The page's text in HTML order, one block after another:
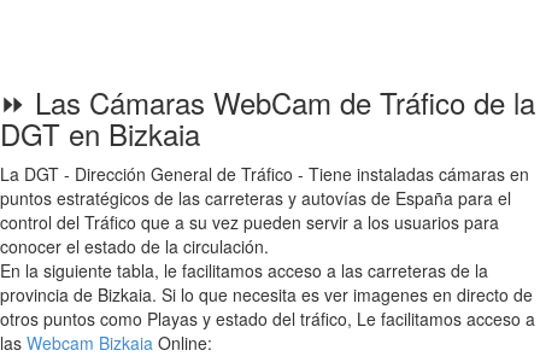
⏩ Las Cámaras WebCam de Tráfico de la
DGT en Bizkaia
La DGT - Dirección General de Tráfico - Tiene instaladas cámaras en
puntos estratégicos de las carreteras y autovías de España para el
control del Tráfico que a su vez pueden servir a los usuarios para
conocer el estado de la circulación.
En la siguiente tabla, le facilitamos acceso a las carreteras de la
provincia de Bizkaia. Si lo que necesita es ver imagenes en directo de
otros puntos como Playas y estado del tráfico, Le facilitamos acceso a
las Webcam Bizkaia Online: